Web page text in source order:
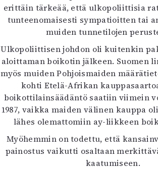
erittäin tärkeää, että ulkopoliittisia
tunteenomaisesti sympatioitten tai
muiden tunnetilojen
Ulkopoliittisen johdon oli kuitenkin
aloittaman boikotin jälkeen. Suomen
myös muiden Pohjoismaiden
kohti Etelä-Afrikan
boikottilainsäädäntö saatiin viimein
1987, vaikka maiden välinen kauppa
lähes olemattomiin ay-liikkeen
Myöhemmin on todettu, että
painostus vaikutti osaltaan
kaatumiseen.